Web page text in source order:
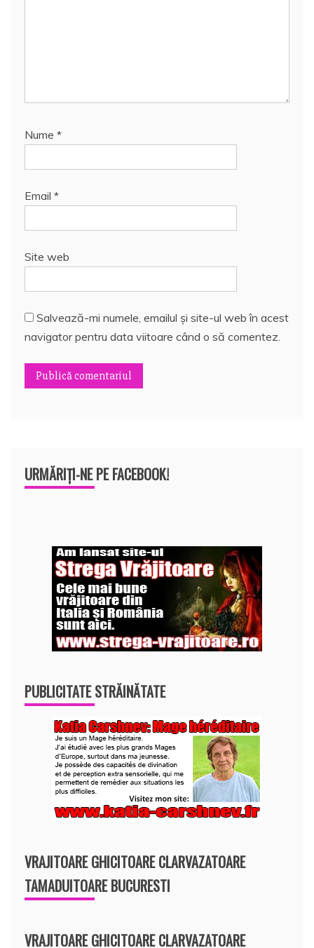
Nume *
Email *
Site web
Salvează-mi numele, emailul și site-ul web în acest
navigator pentru data viitoare când o să comentez.
URMĂRIȚI-NE PE FACEBOOK!
PUBLICITATE STRĂINĂTATE
VRAJITOARE GHICITOARE CLARVAZATOARE
TAMADUITOARE BUCURESTI
VRAJITOARE GHICITOARE CLARVAZATOARE